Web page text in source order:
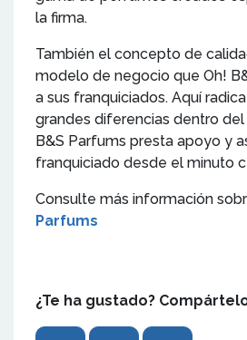
la firma.
También el concepto de
modelo de negocio que Oh!
a sus franquiciados. Aquí
grandes diferencias dentro del
B&S Parfums presta apoyo y
franquiciado desde el minuto
Consulte más información
Parfums
¿Te ha gustado?